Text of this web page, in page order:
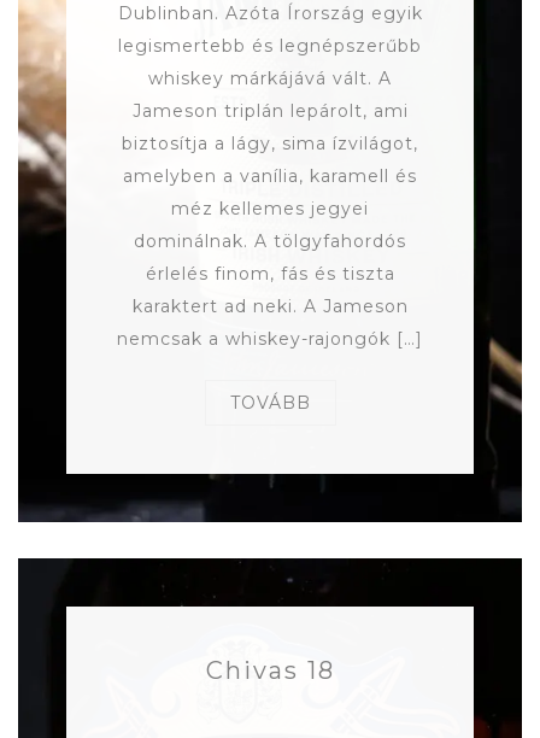
Dublinban. Azóta Írország egyik
legismertebb és legnépszerűbb
whiskey márkájává vált. A
Jameson triplán lepárolt, ami
biztosítja a lágy, sima ízvilágot,
amelyben a vanília, karamell és
méz kellemes jegyei
dominálnak. A tölgyfahordós
érlelés finom, fás és tiszta
karaktert ad neki. A Jameson
nemcsak a whiskey-rajongók […]
TOVÁBB
Chivas 18